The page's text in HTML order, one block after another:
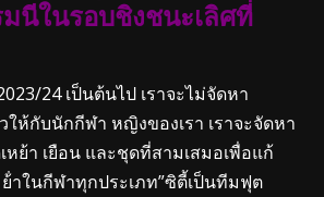
มนีในรอบชิงชนะเลิศที่
24 เป็นต้นไป เราจะไม่จัดหา
ให้กับนักกีฬา หญิงของเรา เราจะจัดหา
หย้า เยือน และชุดที่สามเสมอเพื่อแก้
ในกีฬาทุกประเภท”ซิตี้เป็นทีมฟุต